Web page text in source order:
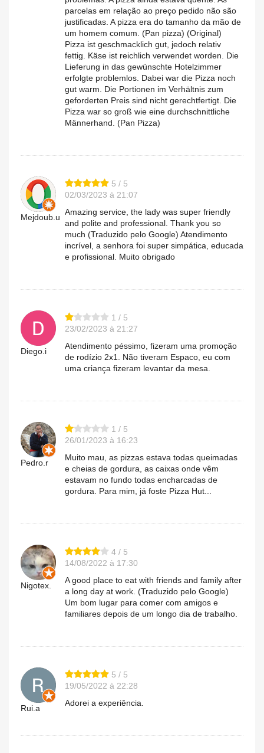
parcelas em relação ao preço pedido não são
justificadas. A pizza era do tamanho da mão de
um homem comum. (Pan pizza) (Original)
Pizza ist geschmacklich gut, jedoch relativ
fettig. Käse ist reichlich verwendet worden. Die
Lieferung in das gewünschte Hotelzimmer
erfolgte problemlos. Dabei war die Pizza noch
gut warm. Die Portionen im Verhältnis zum
geforderten Preis sind nicht gerechtfertigt. Die
Pizza war so groß wie eine durchschnittliche
Männerhand. (Pan Pizza)
Mejdoub.u
5 / 5
02/03/2023 à 21:07
Amazing service, the lady was super friendly
and polite and professional. Thank you so
much (Traduzido pelo Google) Atendimento
incrível, a senhora foi super simpática, educada
e profissional. Muito obrigado
Diego.i
1 / 5
23/02/2023 à 21:27
Atendimento péssimo, fizeram uma promoção
de rodízio 2x1. Não tiveram Espaco, eu com
uma criança fizeram levantar da mesa.
Pedro.r
1 / 5
26/01/2023 à 16:23
Muito mau, as pizzas estava todas queimadas
e cheias de gordura, as caixas onde vêm
estavam no fundo todas encharcadas de
gordura. Para mim, já foste Pizza Hut...
Nigotex.
4 / 5
14/08/2022 à 17:30
A good place to eat with friends and family after
a long day at work. (Traduzido pelo Google)
Um bom lugar para comer com amigos e
familiares depois de um longo dia de trabalho.
Rui.a
5 / 5
19/05/2022 à 22:28
Adorei a experiência.